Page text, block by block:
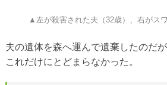
▲左が殺害された夫（32歳）、右がス
夫の遺体を森へ運んで遺棄したのだ
これだけにとどまらなかった。